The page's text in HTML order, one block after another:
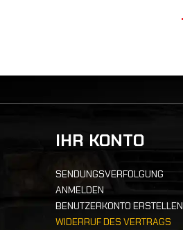
IHR KONTO
SENDUNGSVERFOLGUNG
ANMELDEN
BENUTZERKONTO ERSTELLEN
WIDERRUF DES VERTRAGS